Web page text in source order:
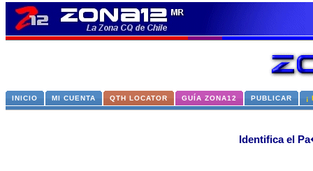
INICIO MI CUENTA QTH LOCATOR GUÍA ZONA12 PUBLICAR ¡
Identifica el